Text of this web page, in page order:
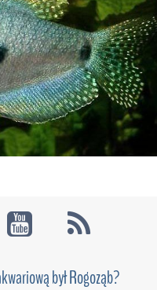
był Rogoząb?